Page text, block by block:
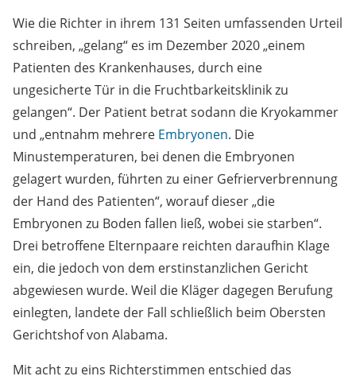
Wie die Richter in ihrem 131 Seiten umfassenden Urteil
schreiben, „gelang“ es im Dezember 2020 „einem
Patienten des Krankenhauses, durch eine
ungesicherte Tür in die Fruchtbarkeitsklinik zu
gelangen“. Der Patient betrat sodann die Kryokammer
und „entnahm mehrere Embryonen. Die
Minustemperaturen, bei denen die Embryonen
gelagert wurden, führten zu einer Gefrierverbrennung
der Hand des Patienten“, worauf dieser „die
Embryonen zu Boden fallen ließ, wobei sie starben“.
Drei betroffene Elternpaare reichten daraufhin Klage
ein, die jedoch von dem erstinstanzlichen Gericht
abgewiesen wurde. Weil die Kläger dagegen Berufung
einlegten, landete der Fall schließlich beim Obersten
Gerichtshof von Alabama.
Mit acht zu eins Richterstimmen entschied das